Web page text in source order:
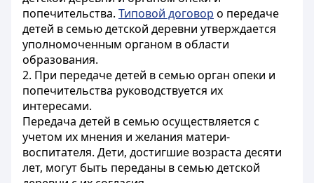
попечительства. Типовой договор о передаче
детей в семью детской деревни утверждается
уполномоченным органом в области
образования.
2. При передаче детей в семью орган опеки и
попечительства руководствуется их
интересами.
Передача детей в семью осуществляется с
учетом их мнения и желания матери-
воспитателя. Дети, достигшие возраста десяти
лет, могут быть переданы в семью детской